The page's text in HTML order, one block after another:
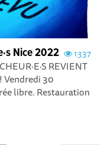
1337
Nice 2022
REVIENT
Vendredi 30
libre. Restauration